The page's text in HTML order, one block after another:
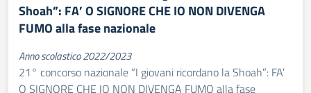
Shoah”: FA’ O SIGNORE CHE IO NON DIVENGA
FUMO alla fase nazionale
Anno scolastico 2022/2023
21° concorso nazionale “I giovani ricordano la Shoah”: FA’
O SIGNORE CHE IO NON DIVENGA FUMO alla fase